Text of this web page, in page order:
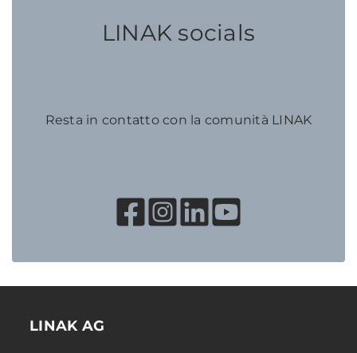
LINAK socials
Resta in contatto con la comunità LINAK
LINAK AG